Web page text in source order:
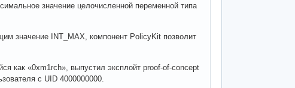
значение целочисленной переменной типа
значение INT_MAX, компонент PolicyKit позволит
как «0xm1rch», выпустил эксплойт proof-of-concept
с UID 4000000000.